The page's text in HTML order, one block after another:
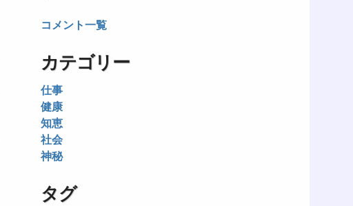
コメント一覧
カテゴリー
仕事
健康
知恵
社会
神秘
タグ